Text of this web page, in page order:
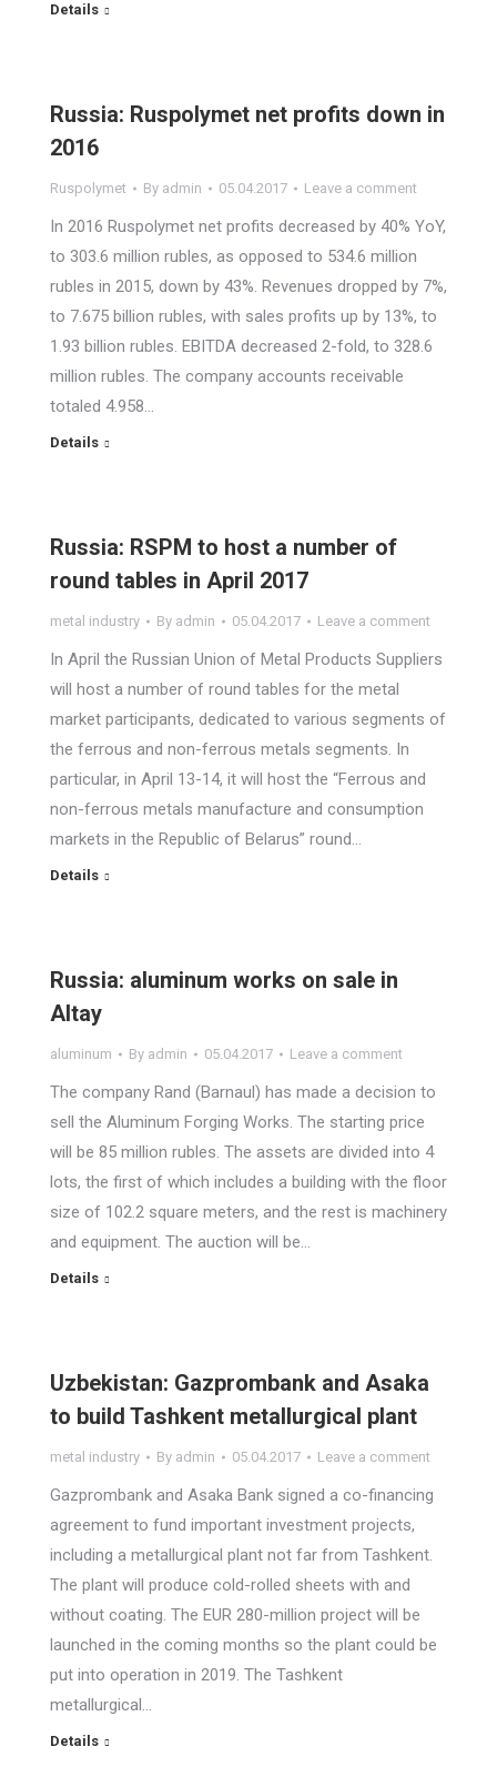
Details
Russia: Ruspolymet net profits down in
2016
Ruspolymet By admin 05.04.2017 Leave a comment
In 2016 Ruspolymet net profits decreased by 40% YoY,
to 303.6 million rubles, as opposed to 534.6 million
rubles in 2015, down by 43%. Revenues dropped by 7%,
to 7.675 billion rubles, with sales profits up by 13%, to
1.93 billion rubles. EBITDA decreased 2-fold, to 328.6
million rubles. The company accounts receivable
totaled 4.958…
Details
Russia: RSPM to host a number of
round tables in April 2017
metal industry By admin 05.04.2017 Leave a comment
In April the Russian Union of Metal Products Suppliers
will host a number of round tables for the metal
market participants, dedicated to various segments of
the ferrous and non-ferrous metals segments. In
particular, in April 13-14, it will host the “Ferrous and
non-ferrous metals manufacture and consumption
markets in the Republic of Belarus” round…
Details
Russia: aluminum works on sale in
Altay
aluminum By admin 05.04.2017 Leave a comment
The company Rand (Barnaul) has made a decision to
sell the Aluminum Forging Works. The starting price
will be 85 million rubles. The assets are divided into 4
lots, the first of which includes a building with the floor
size of 102.2 square meters, and the rest is machinery
and equipment. The auction will be…
Details
Uzbekistan: Gazprombank and Asaka
to build Tashkent metallurgical plant
metal industry By admin 05.04.2017 Leave a comment
Gazprombank and Asaka Bank signed a co-financing
agreement to fund important investment projects,
including a metallurgical plant not far from Tashkent.
The plant will produce cold-rolled sheets with and
without coating. The EUR 280-million project will be
launched in the coming months so the plant could be
put into operation in 2019. The Tashkent
metallurgical…
Details